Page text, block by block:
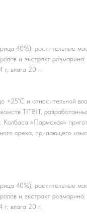
40%), растительные
и экстракт розмарина.
влага 20 г.
+25˚С и относительной
TITBIT,
Колбаса «Пармская»
ореха, придающего
40%), растительные
и экстракт розмарина.
влага 20 г.